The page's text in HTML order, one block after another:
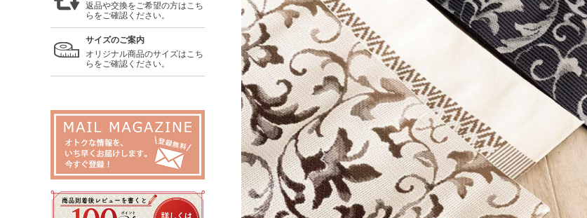
返品や交換をご希望の方はこち
らをご確認ください。
サイズのご案内
オリジナル商品のサイズはこち
らをご確認ください。